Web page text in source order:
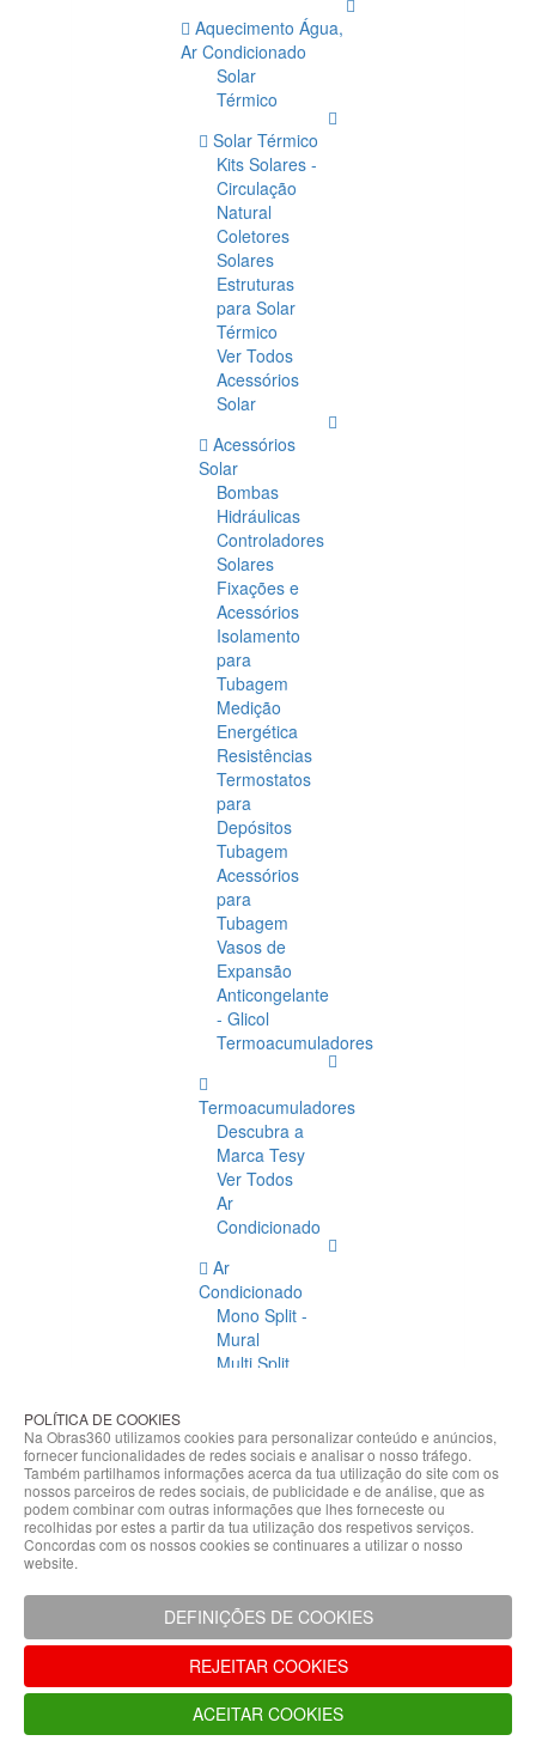
Aquecimento Água,
Ar Condicionado
Solar
Térmico
Solar Térmico
Kits Solares -
Circulação
Natural
Coletores
Solares
Estruturas
para Solar
Térmico
Ver Todos
Acessórios
Solar
Acessórios
Solar
Bombas
Hidráulicas
Controladores
Solares
Fixações e
Acessórios
Isolamento
para
Tubagem
Medição
Energética
Resistências
Termostatos
para
Depósitos
Tubagem
Acessórios
para
Tubagem
Vasos de
Expansão
Anticongelante
- Glicol
Termoacumuladores
Termoacumuladores
Descubra a
Marca Tesy
Ver Todos
Ar
Condicionado
Ar
Condicionado
Mono Split -
Mural
Multi Split
Condicionado
Acessórios
Climatização
Acessórios
Climatização
Hidráulicas
Controladores
Fixações e
Acessórios
Isolamento
para
Tubagem
POLÍTICA DE COOKIES
Na Obras360 utilizamos cookies para personalizar conteúdo e anúncios,
fornecer funcionalidades de redes sociais e analisar o nosso tráfego.
Também partilhamos informações acerca da tua utilização do site com os
nossos parceiros de redes sociais, de publicidade e de análise, que as
podem combinar com outras informações que lhes forneceste ou
recolhidas por estes a partir da tua utilização dos respetivos serviços.
Concordas com os nossos cookies se continuares a utilizar o nosso
website.
DEFINIÇÕES DE COOKIES
REJEITAR COOKIES
ACEITAR COOKIES